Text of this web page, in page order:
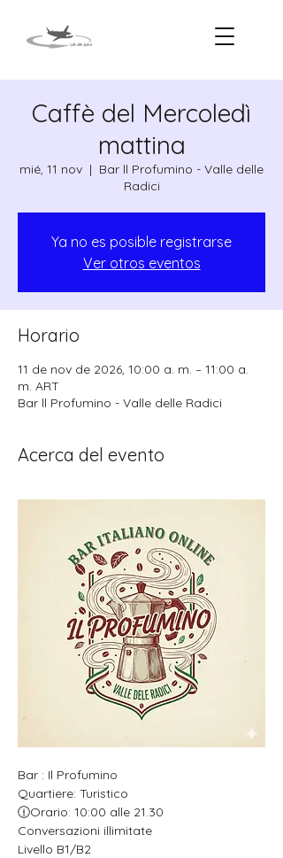
Caffè del Mercoledì
mattina
mié, 11 nov
  |
Bar ll Profumino - Valle delle
Radici
Ya no es posible registrarse
Ver otros eventos
Horario
11 de nov de 2026, 10:00 a. m. – 11:00 a.
m. ART
Bar ll Profumino - Valle delle Radici
Acerca del evento
Bar : Il Profumino
Quartiere: Turistico
🕧Orario: 10:00 alle 21.30
Conversazioni illimitate
Livello B1/B2